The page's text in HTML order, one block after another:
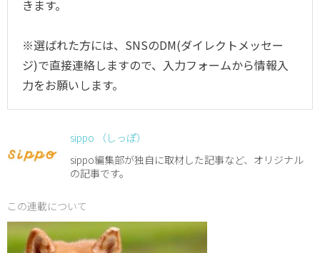
きます。
※選ばれた方には、SNSのDM(ダイレクトメッセー
ジ)で直接連絡しますので、入力フォームから情報入
力をお願いします。
sippo （しっぽ）
sippo編集部が独自に取材した記事など、オリジナル
の記事です。
この連載について